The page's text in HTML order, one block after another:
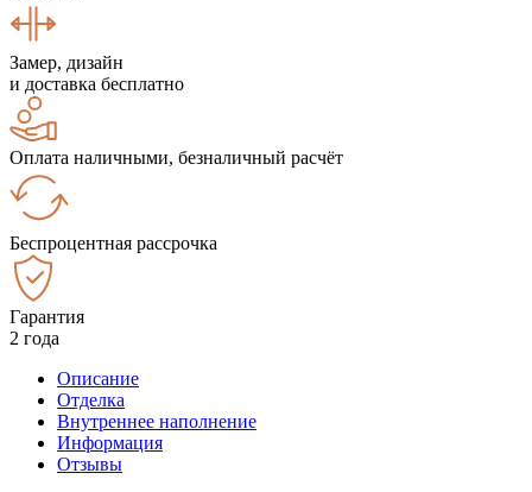
Замер, дизайн
и доставка бесплатно
Оплата наличными, безналичный расчёт
Беспроцентная рассрочка
Гарантия
2 года
Описание
Отделка
Внутреннее наполнение
Информация
Отзывы